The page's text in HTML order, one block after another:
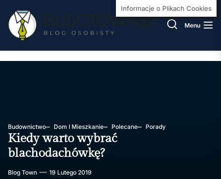
the
content
Menu
Budownictwo Dom I Mieszkanie Polecane Porady
Kiedy warto wybrać
blachodachówkę?
Blog Town 19 Lutego 2019
Informacje o Plikach Cookies